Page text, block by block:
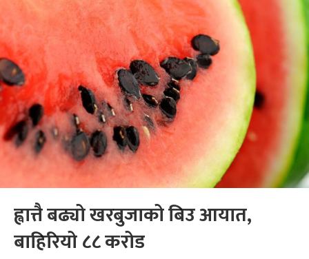
ह्वात्तै बढ्यो खरबुजाको बिउ आयात,
बाहिरियो ८८ करोड